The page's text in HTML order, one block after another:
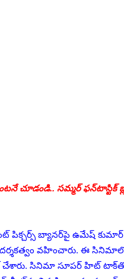
చూడండి.. సమ్మర్
పిక్చ‌ర్స్ బ్యాన‌ర్‌పై ఉమేష్
దర్శకత్వం వహించారు. ఈ
చేశారు. సినిమా సూపర్ హిట్